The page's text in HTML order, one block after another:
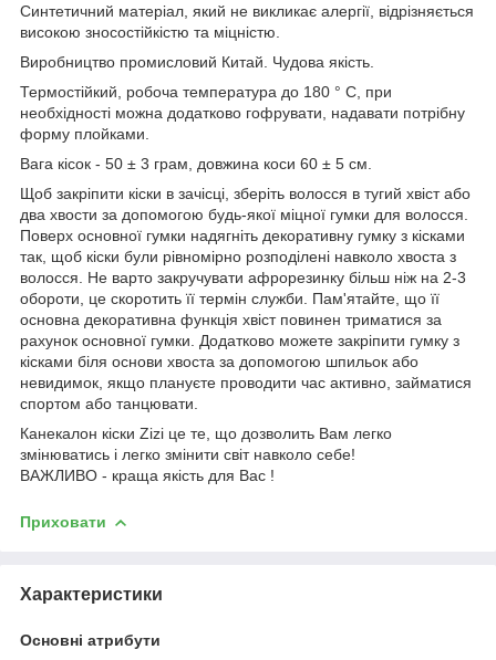
Синтетичний матеріал, який не викликає алергії, відрізняється
високою зносостійкістю та міцністю.
Виробництво промисловий Китай. Чудова якість.
Термостійкий, робоча температура до 180 ° С, при
необхідності можна додатково гофрувати, надавати потрібну
форму плойками.
Вага кісок - 50 ± 3 грам, довжина коси 60 ± 5 см.
Щоб закріпити кіски в зачісці, зберіть волосся в тугий хвіст або
два хвости за допомогою будь-якої міцної гумки для волосся.
Поверх основної гумки надягніть декоративну гумку з кісками
так, щоб кіски були рівномірно розподілені навколо хвоста з
волосся. Не варто закручувати афрорезинку більш ніж на 2-3
обороти, це скоротить її термін служби. Пам'ятайте, що її
основна декоративна функція хвіст повинен триматися за
рахунок основної гумки. Додатково можете закріпити гумку з
кісками біля основи хвоста за допомогою шпильок або
невидимок, якщо плануєте проводити час активно, займатися
спортом або танцювати.
Канекалон кіски Zizi це те, що дозволить Вам легко
змінюватись і легко змінити світ навколо себе!
ВАЖЛИВО - краща якість для Вас !
Приховати
Характеристики
Основні атрибути